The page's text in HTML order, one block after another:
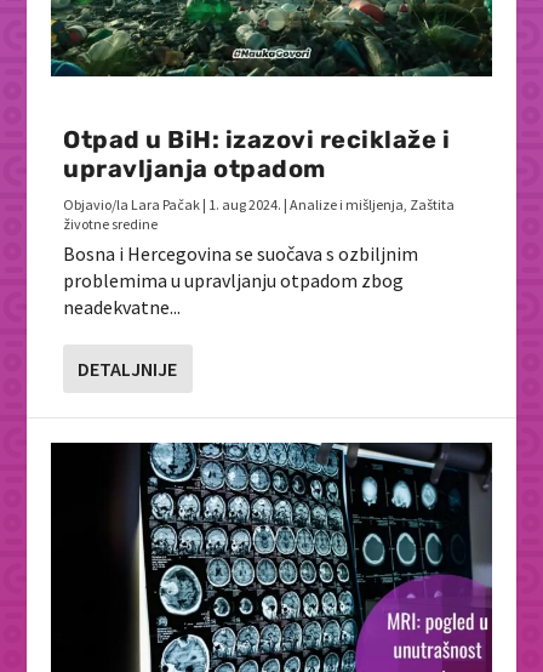
Otpad u BiH: izazovi reciklaže i
upravljanja otpadom
Objavio/la Lara Pačak | 1. aug 2024. |Analize i mišljenja Zaštita
životne sredine
Bosna i Hercegovina se suočava s ozbiljnim
problemima u upravljanju otpadom zbog
neadekvatne...
DETALJNIJE